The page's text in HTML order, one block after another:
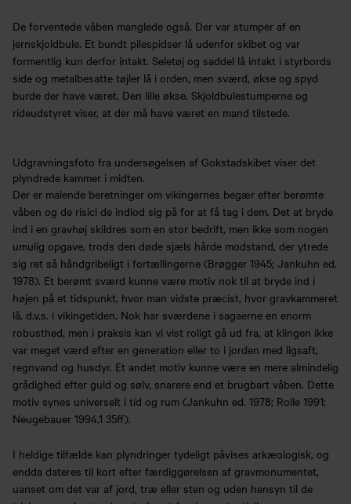
De forventede våben manglede også. Der var stumper af en
jernskjoldbule. Et bundt pilespidser lå udenfor skibet og var
formentlig kun derfor intakt. Seletøj og saddel lå intakt i styrbords
side og metalbesatte tøjler lå i orden, men sværd, økse og spyd
burde der have været. Den lille økse. Skjoldbulestumperne og
rideudstyret viser, at der må have været en mand tilstede.
Udgravningsfoto fra undersøgelsen af Gokstadskibet viser det
plyndrede kammer i midten.
Der er malende beretninger om vikingernes begær efter berømte
våben og de risici de indlod sig på for at få tag i dem. Det at bryde
ind i en gravhøj skildres som en stor bedrift, men ikke som nogen
umulig opgave, trods den døde sjæls hårde modstand, der ytrede
sig ret så håndgribeligt i fortællingerne (Brøgger 1945; Jankuhn ed.
1978). Et berømt sværd kunne være motiv nok til at bryde ind i
højen på et tidspunkt, hvor man vidste præcist, hvor gravkammeret
lå, d.v.s. i vikingetiden. Nok har sværdene i sagaerne en enorm
robusthed, men i praksis kan vi vist roligt gå ud fra, at klingen ikke
var meget værd efter en generation eller to i jorden med ligsaft,
regnvand og husdyr. Et andet motiv kunne være en mere almindelig
grådighed efter guld og sølv, snarere end et brugbart våben. Dette
motiv synes universelt i tid og rum (Jankuhn ed. 1978; Rolle 1991;
Neugebauer 1994,1 35ff).
I heldige tilfælde kan plyndringer tydeligt påvises arkæologisk, og
endda dateres til kort efter færdiggørelsen af gravmonumentet,
uanset om det var af jord, træ eller sten og uden hensyn til de